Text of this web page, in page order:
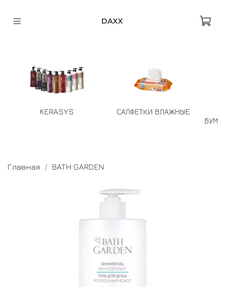
DAXX
KERASYS
САЛФЕТКИ ВЛАЖНЫЕ
Главная BATH GARDEN